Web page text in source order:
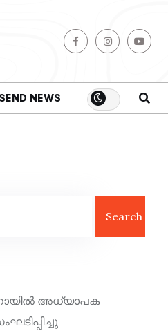
SEND NEWS
Search
അധ്യാപക